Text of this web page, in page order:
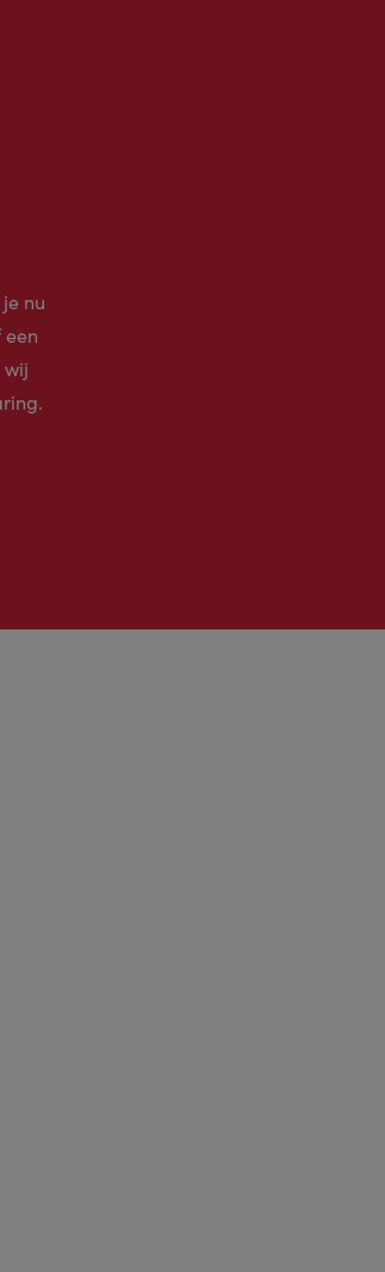
nu
wij